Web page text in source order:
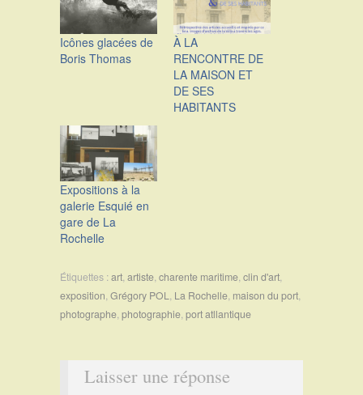
Icônes glacées de
Boris Thomas
À LA
RENCONTRE DE
LA MAISON ET
DE SES
HABITANTS
Expositions à la
galerie Esquié en
gare de La
Rochelle
Étiquettes :art,artiste,charente maritime,clin d'art,
exposition,Grégory POL, La Rochelle, maison du port,
photographe,photographie,port atllantique
Laisser une réponse